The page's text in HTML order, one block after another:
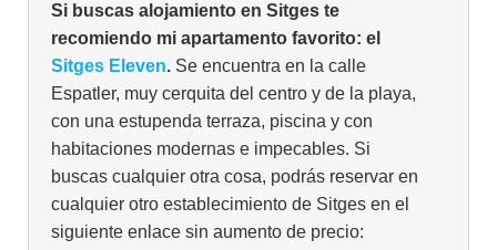
Si buscas alojamiento en Sitges te
recomiendo mi apartamento favorito: el
Sitges Eleven.Se encuentra en la calle
Espatler, muy cerquita del centro y de la playa,
con una estupenda terraza, piscina y con
habitaciones modernas e impecables. Si
buscas cualquier otra cosa, podrás reservar en
cualquier otro establecimiento de Sitges en el
siguiente enlace sin aumento de precio: